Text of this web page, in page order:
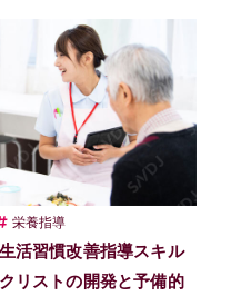
栄養指導
活習慣改善指導スキル
リストの開発と予備的